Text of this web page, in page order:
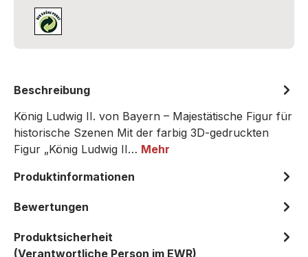
Beschreibung
König Ludwig II. von Bayern – Majestätische Figur für
historische Szenen Mit der farbig 3D-gedruckten
Figur „König Ludwig II… Mehr
Produktinformationen
Bewertungen
Produktsicherheit
(Verantwortliche Person im EWR)